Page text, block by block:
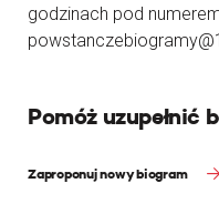
godzinach pod
Pomóż uzupełnić
Zaproponuj nowy biogram